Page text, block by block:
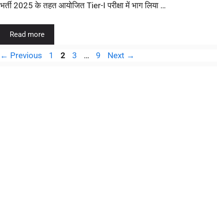
भर्ती 2025 के तहत आयोजित Tier-I परीक्षा में भाग लिया …
Read more
← Previous 1 2 3 … 9 Next →